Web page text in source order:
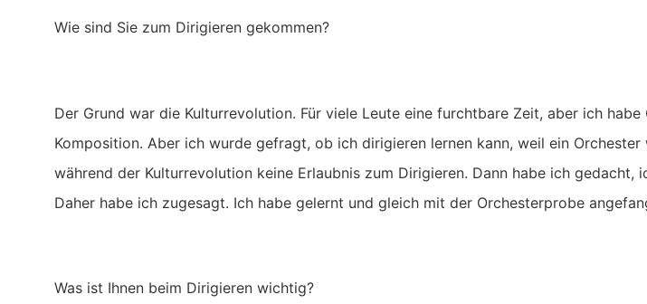
Wie sind Sie zum Dirigieren gekommen?
Der Grund war die Kulturrevolution. Für viele Leute eine furchtbare Zeit, aber ich
Komposition. Aber ich wurde gefragt, ob ich dirigieren lernen kann, weil ein
während der Kulturrevolution keine Erlaubnis zum Dirigieren. Dann habe ich
Daher habe ich zugesagt. Ich habe gelernt und gleich mit der Orchesterprobe
Was ist Ihnen beim Dirigieren wichtig?